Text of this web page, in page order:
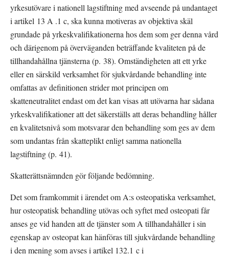
yrkesutövare i nationell lagstiftning med avseende på undantaget
i artikel 13 A .1 c, ska kunna motiveras av objektiva skäl
grundade på yrkeskvalifikationerna hos dem som ger denna vård
och därigenom på överväganden beträffande kvaliteten på de
tillhandahållna tjänsterna (p. 38). Omständigheten att ett yrke
eller en särskild verksamhet för sjukvårdande behandling inte
omfattas av definitionen strider mot principen om
skatteneutralitet endast om det kan visas att utövarna har sådana
yrkeskvalifikationer att det säkerställs att deras behandling håller
en kvalitetsnivå som motsvarar den behandling som ges av dem
som undantas från skatteplikt enligt samma nationella
lagstiftning (p. 41).
Skatterättsnämnden gör följande bedömning.
Det som framkommit i ärendet om A:s osteopatiska verksamhet,
hur osteopatisk behandling utövas och syftet med osteopati får
anses ge vid handen att de tjänster som A tillhandahåller i sin
egenskap av osteopat kan hänföras till sjukvårdande behandling
i den mening som avses i artikel 132.1 c i